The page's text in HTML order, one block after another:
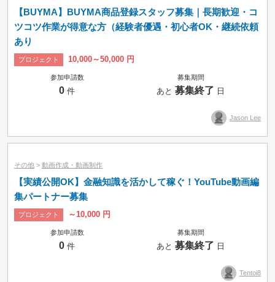
【BUYMA】BUYMA商品登録スタッフ募集｜長期歓迎・コ
ツコツ作業が得意な方（経験者優遇・初心者OK・継続依頼
あり
プロジェクト 10,000～50,000 円
参加申請数
0 件
募集期間
あと募集終了 日
Jason Lee
その他 > 動画作成・動画制作
【実績公開OK】金融知識を活かして稼ぐ！YouTube動画編
集パートナー募集
プロジェクト ～10,000 円
参加申請数
0 件
募集期間
あと募集終了 日
Tentoi8